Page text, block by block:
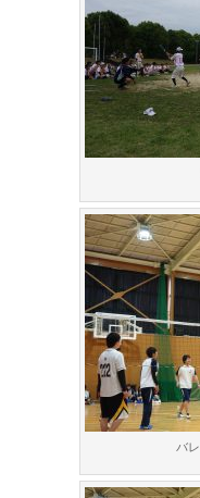
バ